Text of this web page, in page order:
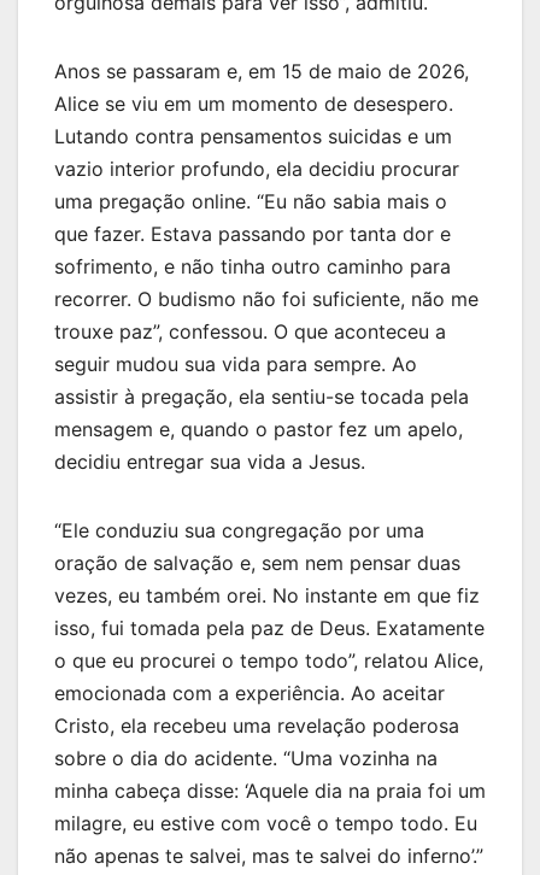
Anos se passaram e, em 15 de maio de 2026,
Alice se viu em um momento de desespero.
Lutando contra pensamentos suicidas e um
vazio interior profundo, ela decidiu procurar
uma pregação online. “Eu não sabia mais o
que fazer. Estava passando por tanta dor e
sofrimento, e não tinha outro caminho para
recorrer. O budismo não foi suficiente, não me
trouxe paz”, confessou. O que aconteceu a
seguir mudou sua vida para sempre. Ao
assistir à pregação, ela sentiu-se tocada pela
mensagem e, quando o pastor fez um apelo,
decidiu entregar sua vida a Jesus.
“Ele conduziu sua congregação por uma
oração de salvação e, sem nem pensar duas
vezes, eu também orei. No instante em que fiz
isso, fui tomada pela paz de Deus. Exatamente
o que eu procurei o tempo todo”, relatou Alice,
emocionada com a experiência. Ao aceitar
Cristo, ela recebeu uma revelação poderosa
sobre o dia do acidente. “Uma vozinha na
minha cabeça disse: ‘Aquele dia na praia foi um
milagre, eu estive com você o tempo todo. Eu
não apenas te salvei, mas te salvei do inferno’.”